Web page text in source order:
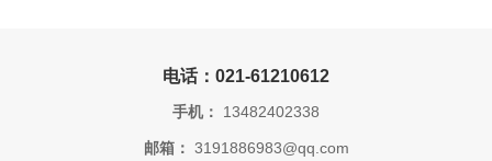
电话：021-61210612
手机： 13482402338
邮箱： 3191886983@qq.com